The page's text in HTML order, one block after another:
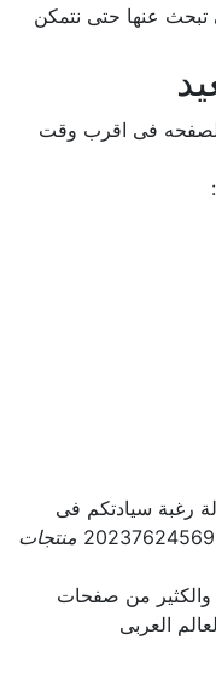
عنها حتى نتمكن
فى اقرب وقت
رغبة سيادتكم فى
منتجات
من صفحات
العربى